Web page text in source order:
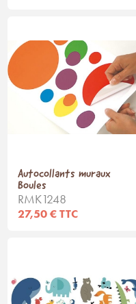
Autocollants muraux
Boules
RMK1248
27,50 € TTC